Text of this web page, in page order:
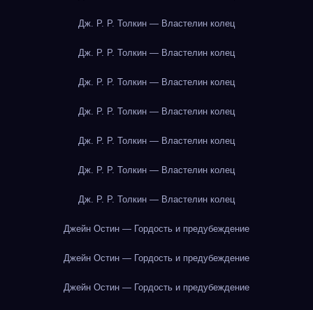
Дж. Р. Р. Толкин — Властелин колец
Дж. Р. Р. Толкин — Властелин колец
Дж. Р. Р. Толкин — Властелин колец
Дж. Р. Р. Толкин — Властелин колец
Дж. Р. Р. Толкин — Властелин колец
Дж. Р. Р. Толкин — Властелин колец
Дж. Р. Р. Толкин — Властелин колец
Джейн Остин — Гордость и предубеждение
Джейн Остин — Гордость и предубеждение
Джейн Остин — Гордость и предубеждение